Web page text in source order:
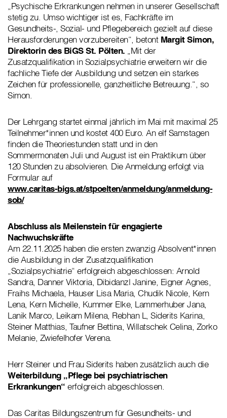
„Psychische Erkrankungen nehmen in unserer Gesellschaft
stetig zu. Umso wichtiger ist es, Fachkräfte im
Gesundheits-, Sozial- und Pflegebereich gezielt auf diese
Herausforderungen vorzubereiten“, betont Margit Simon,
Direktorin des BiGS St. Pölten. „Mit der
Zusatzqualifikation in Sozialpsychiatrie erweitern wir die
fachliche Tiefe der Ausbildung und setzen ein starkes
Zeichen für professionelle, ganzheitliche Betreuung.“, so
Simon.
Der Lehrgang startet einmal jährlich im Mai mit maximal 25
Teilnehmer*innen und kostet 400 Euro. An elf Samstagen
finden die Theoriestunden statt und in den
Sommermonaten Juli und August ist ein Praktikum über
120 Stunden zu absolvieren. Die Anmeldung erfolgt via
Formular auf
www.caritas-bigs.at/stpoelten/anmeldung/anmeldung-
sob/
Abschluss als Meilenstein für engagierte
Nachwuchskräfte
Am 22.11.2025 haben die ersten zwanzig Absolvent*innen
die Ausbildung in der Zusatzqualifikation
„Sozialpsychiatrie“ erfolgreich abgeschlossen: Arnold
Sandra, Danner Viktoria, Dibidanzl Janine, Eigner Agnes,
Fraihs Michaela, Hauser Lisa Maria, Chudik Nicole, Kern
Lena, Kern Michelle, Kummer Elke, Lammerhuber Jana,
Lanik Marco, Leikam Milena, Rebhan L, Siderits Karina,
Steiner Matthias, Taufner Bettina, Willatschek Celina, Zorko
Melanie, Zwiefelhofer Verena.
Herr Steiner und Frau Siderits haben zusätzlich auch die
Weiterbildung „Pflege bei psychiatrischen
Erkrankungen“ erfolgreich abgeschlossen.
Das Caritas Bildungszentrum für Gesundheits- und